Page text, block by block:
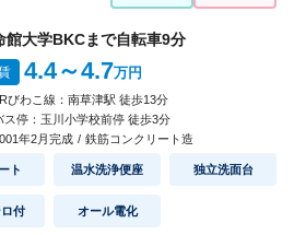
館大学BKCまで自転車9分
4.4～4.7万円
びわこ線： 南草津駅 徒歩13分
ス停： 玉川小学校前停徒歩3分
年2月完成 / 鉄筋コンクリート造
ト 温水洗浄便座 独立洗面台
付 オール電化